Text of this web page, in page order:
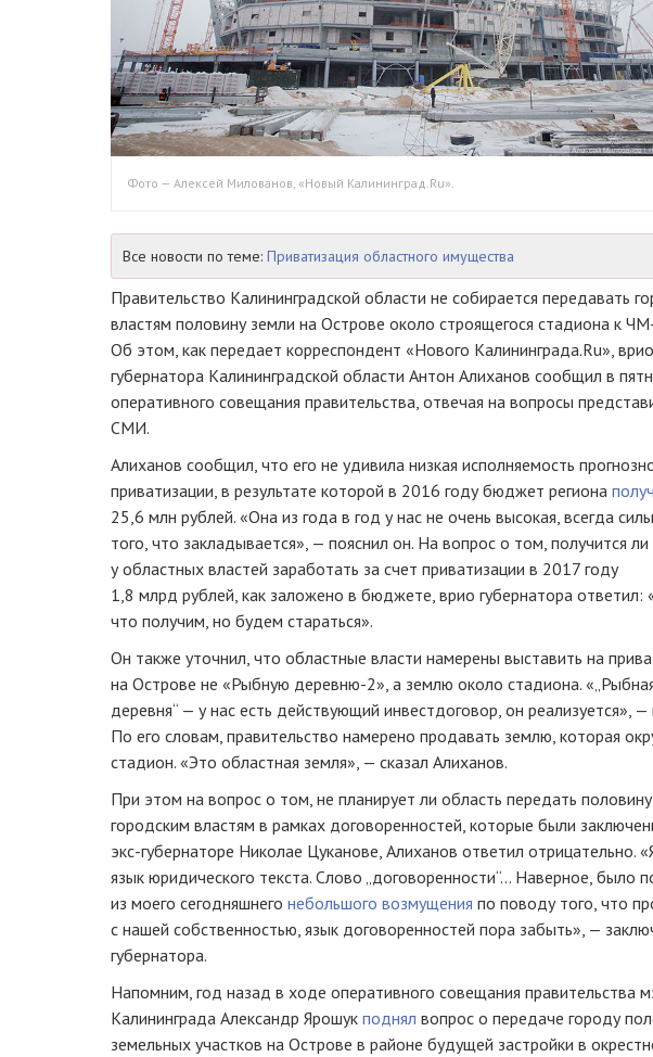
Фото — Алексей Милованов, «Новый Калининград.Ru».
Все новости по теме: Приватизация областного имущества
Правительство Калининградской области не собирается передавать
властям половину земли на Острове около строящегося стадиона к
Об этом, как передает корреспондент «Нового Калининграда.Ru», врио
губернатора Калининградской области Антон Алиханов сообщил в
оперативного совещания правительства, отвечая на вопросы
СМИ.
Алиханов сообщил, что его не удивила низкая исполняемость
приватизации, в результате которой в 2016 году бюджет региона
25,6 млн рублей. «Она из года в год у нас не очень высокая, всегда
того, что закладывается», — пояснил он. На вопрос о том, получится ли
у областных властей заработать за счет приватизации в 2017 году
1,8 млрд рублей, как заложено в бюджете, врио губернатора ответил:
что получим, но будем стараться».
Он также уточнил, что областные власти намерены выставить на
на Острове не «Рыбную деревню-2», а землю около стадиона.
деревня“ — у нас есть действующий инвестдоговор, он реализуется», —
По его словам, правительство намерено продавать землю, которая
стадион. «Это областная земля», — сказал Алиханов.
При этом на вопрос о том, не планирует ли область передать
городским властям в рамках договоренностей, которые были
экс-губернаторе Николае Цуканове, Алиханов ответил отрицательно.
язык юридического текста. Слово „договоренности“… Наверное, было
из моего сегодняшнего небольшого возмущения по поводу того, что
с нашей собственностью, язык договоренностей пора забыть», —
губернатора.
Напомним, год назад в ходе оперативного совещания правительства
Калининграда Александр Ярошук поднял вопрос о передаче городу
земельных участков на Острове в районе будущей застройки в